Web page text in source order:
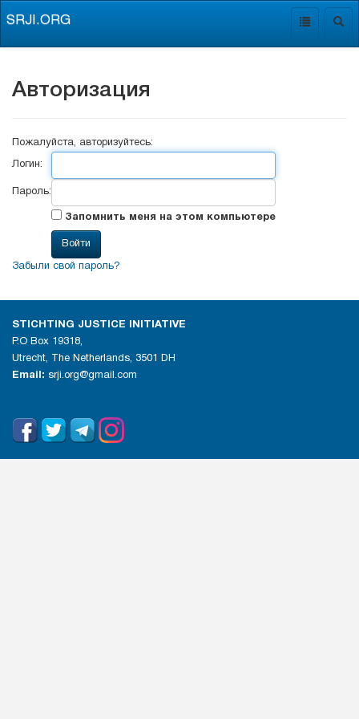
Toggle
SRJI.ORG
Авторизация
Пожалуйста, авторизуйтесь:
Логин:
Пароль:
Запомнить меня на этом компьютере
Забыли свой пароль?
STICHTING JUSTICE INITIATIVE
P.O Box 19318,
Utrecht, The Netherlands, 3501 DH
Email: srji.org@gmail.com